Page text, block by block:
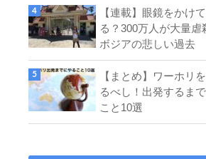
【連載】眼鏡をかけ
る？300万人が大量虐
ボジアの悲しい過去
【まとめ】ワーホリ
るべし！出発するま
こと10選